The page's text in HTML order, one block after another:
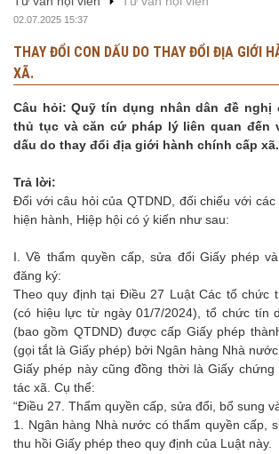
02.07.2025 15:37
THAY ĐỔI CON DẤU DO THAY ĐỔI ĐỊA GIỚI
XÃ.
Câu hỏi: Quỹ tín dụng nhân dân đề nghị
thủ tục và căn cứ pháp lý liên quan đến
dấu do thay đổi địa giới hành chính cấp xã.
Trả lời:
Đối với câu hỏi của QTDND, đối chiếu với
hiện hành, Hiệp hội có ý kiến như sau:
I. Về thẩm quyền cấp, sửa đổi Giấy phép
đăng ký:
Theo quy định tại Điều 27 Luật Các tổ chức
(có hiệu lực từ ngày 01/7/2024), tổ chức tín
(bao gồm QTDND) được cấp Giấy phép
(gọi tắt là Giấy phép) bởi Ngân hàng Nhà
Giấy phép này cũng đồng thời là Giấy
tác xã. Cụ thể:
“Điều 27. Thẩm quyền cấp, sửa đổi, bổ sung
1. Ngân hàng Nhà nước có thẩm quyền cấp,
thu hồi Giấy phép theo quy định của Luật này.